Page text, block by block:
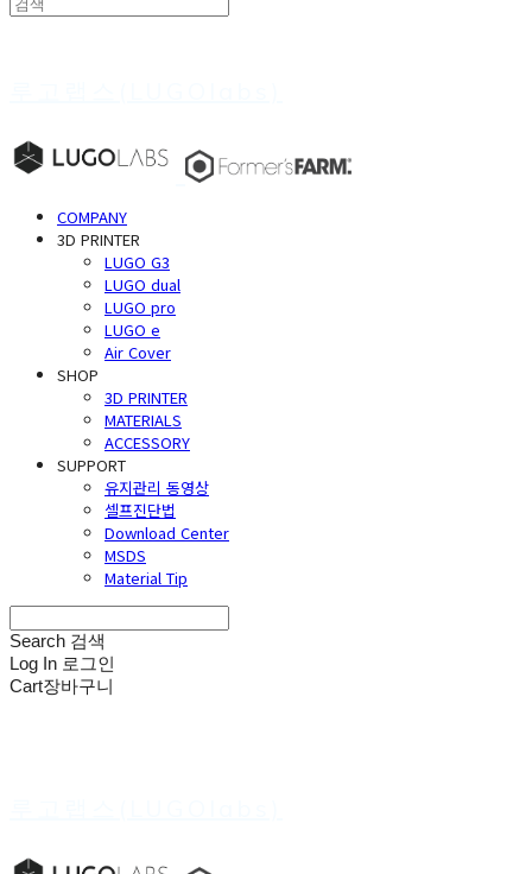
COMPANY
3D PRINTER
LUGO G3
LUGO dual
LUGO pro
LUGO e
Air Cover
SHOP
3D PRINTER
MATERIALS
ACCESSORY
SUPPORT
유지관리 동영상
셀프진단법
Download Center
MSDS
Material Tip
Search 검색
Log In 로그인
Cart장바구니